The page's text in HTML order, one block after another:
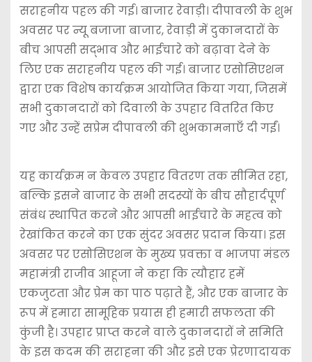
सराहनीय पहल की गई। बाजार रेवाड़ी। ​दीपावली के शुभ
अवसर पर न्यू बजाजा बाजार, रेवाड़ी में दुकानदारों के
बीच आपसी सद्भाव और भाईचारे को बढ़ावा देने के
लिए एक सराहनीय पहल की गई। बाजार एसोसिएशन
द्वारा एक विशेष कार्यक्रम आयोजित किया गया, जिसमें
सभी दुकानदारों को दिवाली के उपहार वितरित किए
गए और उन्हें सप्रेम दीपावली की शुभकामनाएँ दी गईं।
यह कार्यक्रम न केवल उपहार वितरण तक सीमित रहा,
बल्कि इसने बाजार के सभी सदस्यों के बीच सौहार्दपूर्ण
संबंध स्थापित करने और आपसी भाईचारे के महत्व को
रेखांकित करने का एक सुंदर अवसर प्रदान किया। इस
अवसर पर एसोसिएशन के मुख्य प्रवक्ता व भाजपा मंडल
महामंत्री राजीव आहूजा ने कहा कि त्यौहार हमें
एकजुटता और प्रेम का पाठ पढ़ाते हैं, और एक बाजार के
रूप में हमारा सामूहिक प्रयास ही हमारी सफलता की
कुंजी है। ​उपहार प्राप्त करने वाले दुकानदारों ने समिति
के इस कदम की सराहना की और इसे एक प्रेरणादायक